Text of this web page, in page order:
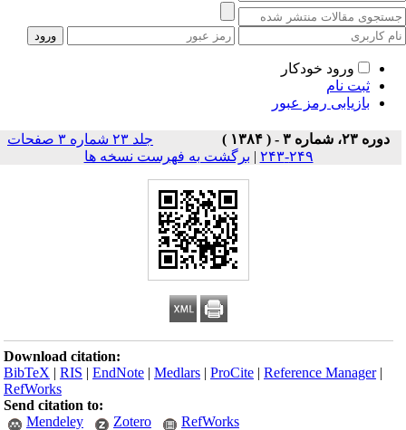
ورود خودکار
ثبت نام
بازیابی رمز عبور
دوره ۲۳، شماره ۳ - ( ۱۳۸۴ )
جلد ۲۳ شماره ۳ صفحات
۲۴۹-۲۴۳
| برگشت به فهرست نسخه ها
Download citation:
BibTeX |RIS |EndNote |Medlars |ProCite |Reference Manager
RefWorks
Send citation to:
Mendeley
Zotero RefWorks